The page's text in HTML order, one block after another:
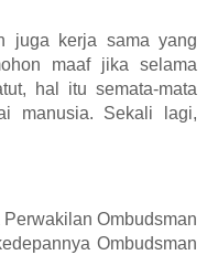
juga kerja sama yang
maaf jika selama
hal itu semata-mata
manusia. Sekali lagi,
Ombudsman
Ombudsman